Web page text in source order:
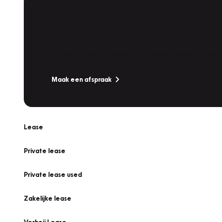
Maak een afspraak
Lease
Private lease
Private lease used
Zakelijke lease